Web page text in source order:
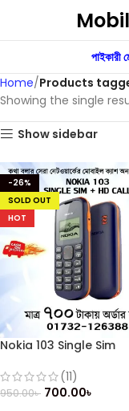
পাইকারী
Home Products
Showing the single
Show sidebar
-26%
SOLD OUT
HOT
Nokia 103 Single Sim
(11)
950.00৳ 700.00৳